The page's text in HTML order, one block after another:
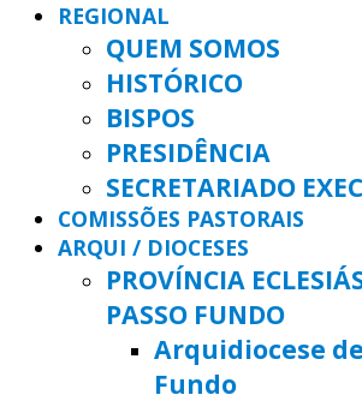
REGIONAL
QUEM SOMOS
HISTÓRICO
BISPOS
PRESIDÊNCIA
SECRETARIADO
COMISSÕES PASTORAIS
ARQUI / DIOCESES
PROVÍNCIA
PASSO FUNDO
Arquidiocese
Fundo